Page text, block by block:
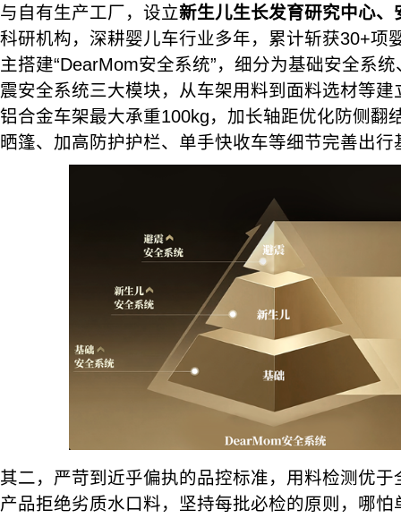
与自有生产工厂，设立新生儿生长发育研究中心、
科研机构，深耕婴儿车行业多年，累计斩获30+项
主搭建“DearMom安全系统”，细分为基础安全系
震安全系统三大模块，从车架用料到面料选材等
铝合金车架最大承重100kg，加长轴距优化防侧翻
晒篷、加高防护护栏、单手快收车等细节完善出行
其二，严苛到近乎偏执的品控标准，用料检测优
产品拒绝劣质水口料，坚持每批必检的原则，哪